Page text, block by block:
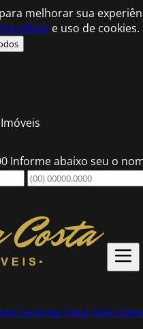
melhorar sua
e uso de cookies.
Informe abaixo seu o
Catarina Casa Sala